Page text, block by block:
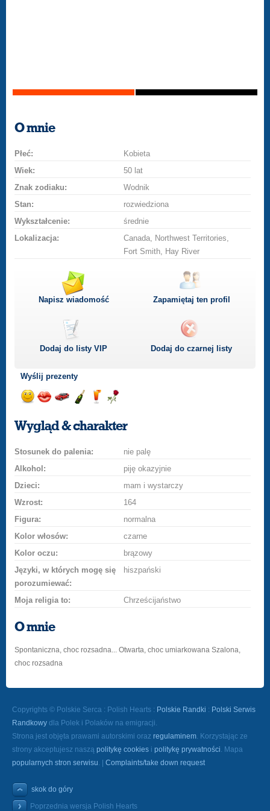
O mnie
Płeć:
Kobieta
Wiek:
50 lat
Znak zodiaku:
Wodnik
Stan:
rozwiedziona
Wykształcenie:
średnie
Lokalizacja:
Canada, Northwest Territories,
Fort Smith, Hay River
Napisz wiadomość Zapamiętaj ten profil
Dodaj do listyVIP Dodaj do czarnej listy
Wyślij prezenty
uśmiech
buziakasamochodem
szampana
drinka
różę
Wygląd & charakter
Stosunek do palenia:
nie palę
Alkohol:
piję okazyjnie
Dzieci:
mam i wystarczy
Wzrost:
164
Figura:
normalna
Kolor włosów:
czarne
Kolor oczu:
brązowy
Języki, w których mogę się
porozumiewać:
hiszpański
Moja religia to: Chrześcijaństwo
O mnie
Spontaniczna, choc rozsadna... Otwarta, choc umiarkowana Szalona,
choc rozsadna
Copyrights © Polskie Serca : Polish Hearts : Polskie Randki : Polski Serwis
Randkowy dla Polek i Polaków na emigracji.
Strona jest objęta prawami autorskimi oraz regulaminem. Korzystając ze
strony akceptujesz naszą politykę cookies i politykę prywatności. Mapa
popularnych stron serwisu. | Complaints/take down request
skok do góry
Poprzednia wersja Polish Hearts